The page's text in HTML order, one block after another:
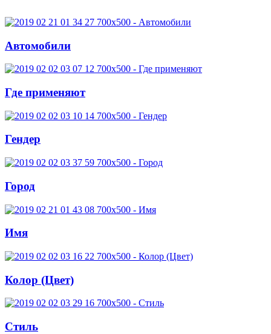
Автомобили
Где применяют
Гендер
Город
Имя
Колор (Цвет)
Стиль